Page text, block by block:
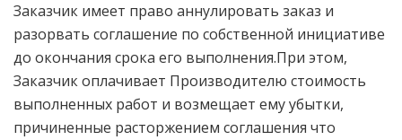
Заказчик имеет право аннулировать заказ и
разорвать соглашение по собственной инициативе
до окончания срока его выполнения.При этом,
Заказчик оплачивает Производителю стоимость
выполненных работ и возмещает ему убытки,
причиненные расторжением соглашения что